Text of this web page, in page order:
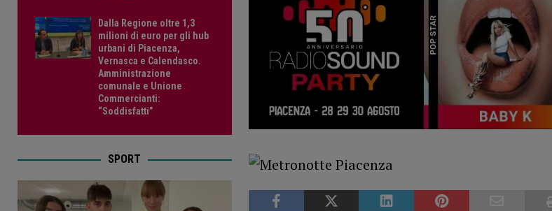
Dalla Regione oltre 1,3
milioni di euro per gli hub
urbani di Piacenza,
Vernasca e Calendasco.
Amministrazione
comunale e Unione
Commercianti:
“Soddisfatti”
SPORT